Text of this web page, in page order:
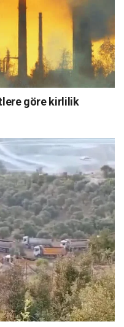
göre kirlilik